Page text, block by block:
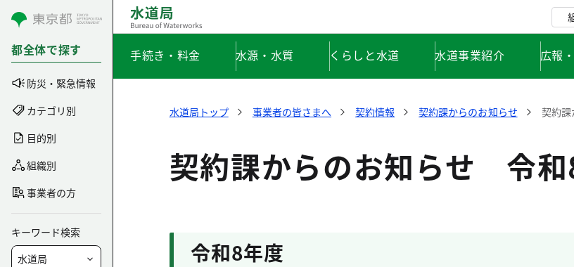
コンテンツにスキップ
都全体で探す
防災・緊急情報
カテゴリ別
目的別
組織別
事業者の方
キーワード検索
手続き・料金 水源・水質 くらしと水道 水道事業紹介 広報
水道局トップ 事業者の皆さまへ 契約情報 契約課からのお知らせ 契約
契約課からのお知らせ 令和
令和8年度